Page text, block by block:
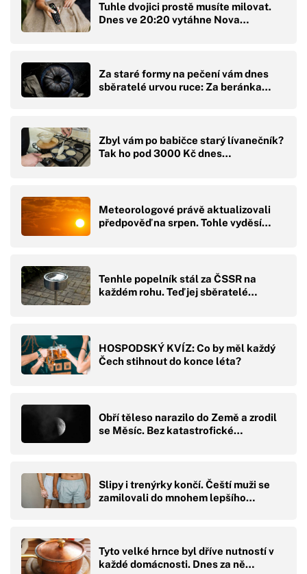
Tuhle dvojici prostě musíte milovat.
Dnes ve 20:20 vytáhne Nova…
Za staré formy na pečení vám dnes
sběratelé urvou ruce: Za beránka…
Zbyl vám po babičce starý lívanečník?
Tak ho pod 3000 Kč dnes…
Meteorologové právě aktualizovali
předpověď na srpen. Tohle vyděsí…
Tenhle popelník stál za ČSSR na
každém rohu. Teď jej sběratelé…
HOSPODSKÝ KVÍZ: Co by měl každý
Čech stihnout do konce léta?
Obří těleso narazilo do Země a zrodil
se Měsíc. Bez katastrofické…
Slipy i trenýrky končí. Čeští muži se
zamilovali do mnohem lepšího…
Tyto velké hrnce byl dříve nutností v
každé domácnosti. Dnes za ně…